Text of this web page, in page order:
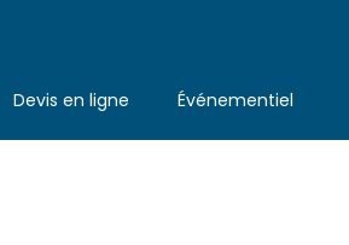
Devis en ligne Événementiel